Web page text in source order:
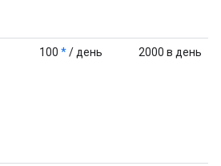
100 */ день 2000 в день